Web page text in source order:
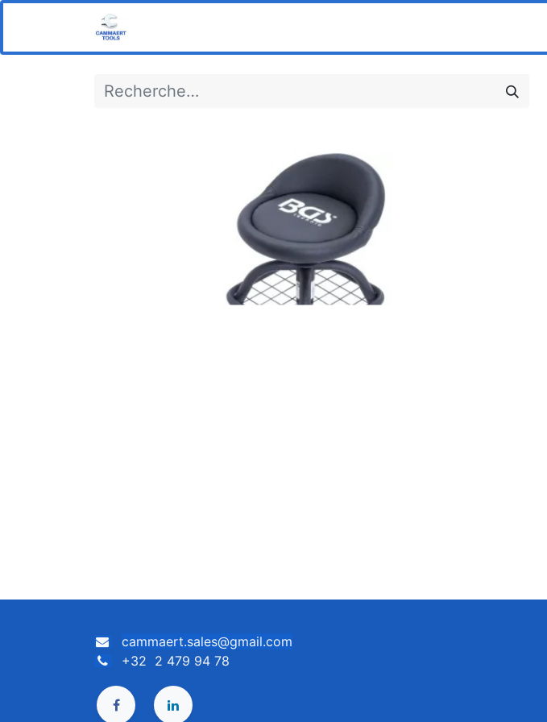
cammaert.sales@gmail.com
+32 2 479 94 78